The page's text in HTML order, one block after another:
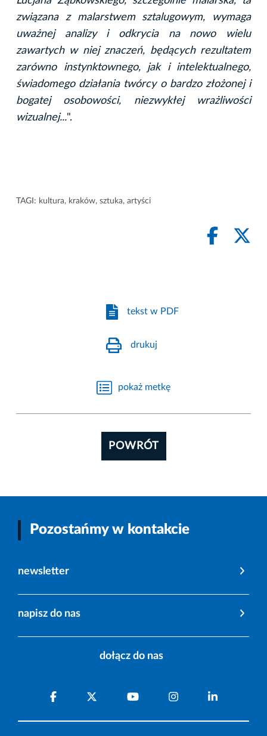
związana z malarstwem sztalugowym, wymaga
uważnej analizy i odkrycia na nowo wielu
zawartych w niej znaczeń, będących rezultatem
zarówno instynktownego, jak i intelektualnego,
świadomego działania twórcy o bardzo złożonej i
bogatej osobowości, niezwykłej wrażliwości
wizualnej...".
TAGI: kultura, kraków, sztuka, artyści
tekst w PDF
drukuj
pokaż metkę
POWRÓT
Pozostańmy w kontakcie
newsletter
napisz do nas
dołącz do nas